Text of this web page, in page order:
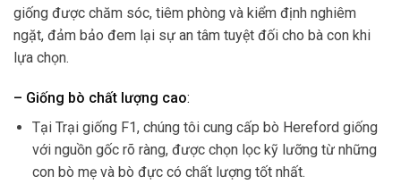
giống được chăm sóc, tiêm phòng và kiểm định nghiêm
ngặt, đảm bảo đem lại sự an tâm tuyệt đối cho bà con khi
lựa chọn.
– Giống bò chất lượng cao:
Tại Trại giống F1, chúng tôi cung cấp bò Hereford giống
với nguồn gốc rõ ràng, được chọn lọc kỹ lưỡng từ những
con bò mẹ và bò đực có chất lượng tốt nhất.